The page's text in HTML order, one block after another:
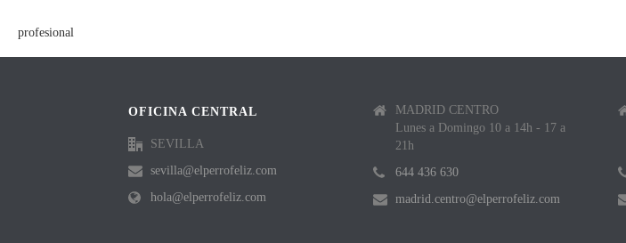
OFICINA CENTRAL
SEVILLA
sevilla@elperrofeliz.com
hola@elperrofeliz.com
MADRID CENTRO
Lunes a Domingo 10 a 14h - 17 a
21h
644 436 630
madrid.centro@elperrofeliz.com